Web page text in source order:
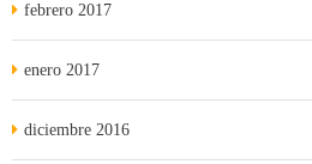
febrero 2017
enero 2017
diciembre 2016